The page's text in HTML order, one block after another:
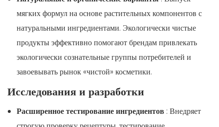
мягких формул на основе растительных компонентов с
натуральными ингредиентами. Экологически чистые
продукты эффективно помогают брендам привлекать
экологически сознательные группы потребителей и
завоевывать рынок «чистой» косметики.
Исследования и разработки
Расширенное тестирование ингредиентов : Внедряет